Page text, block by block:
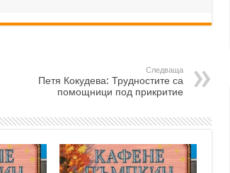
Следваща
Петя Кокудева: Трудностите са
помощници под прикритие